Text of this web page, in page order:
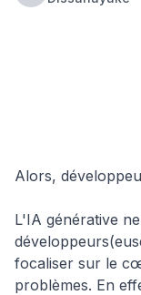
Alors,
L'IA générative
focaliser sur le
problèmes. En